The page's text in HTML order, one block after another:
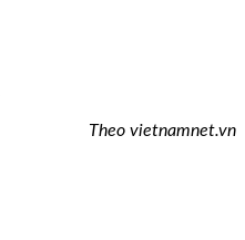
Theo vietnamnet.vn